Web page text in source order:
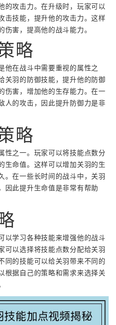
的攻击力。在升级时，玩家可以
击技能，提升他的攻击力。这样
害，提高他的战斗能力。
略
他在战斗中需要重视的属性之
关羽的防御技能，提升他的防御
伤害，增加他的生存能力。在一
人的攻击，因此提升防御力是非
略
性之一。玩家可以将技能点数分
生命值。这样可以增加关羽的生
。在一些长时间的战斗中，关羽
因此提升生命值是非常有帮助
以学习各种技能来增强他的战斗
可以选择将技能点数分配给关羽
同的技能可以给关羽带来不同的
根据自己的策略和需求来选择关